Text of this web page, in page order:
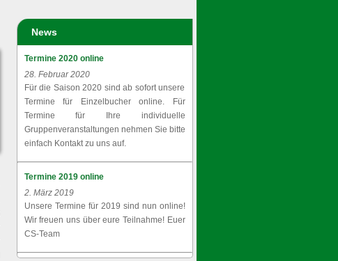
News
Termine 2020 online
28. Februar 2020
Für die Saison 2020 sind ab sofort unsere
Termine für Einzelbucher online. Für
Termine für Ihre individuelle
Gruppenveranstaltungen nehmen Sie bitte
einfach Kontakt zu uns auf.
Termine 2019 online
2. März 2019
Unsere Termine für 2019 sind nun online!
Wir freuen uns über eure Teilnahme! Euer
CS-Team